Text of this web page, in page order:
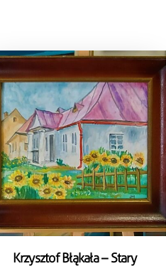
Krzysztof Błąkała – Stary